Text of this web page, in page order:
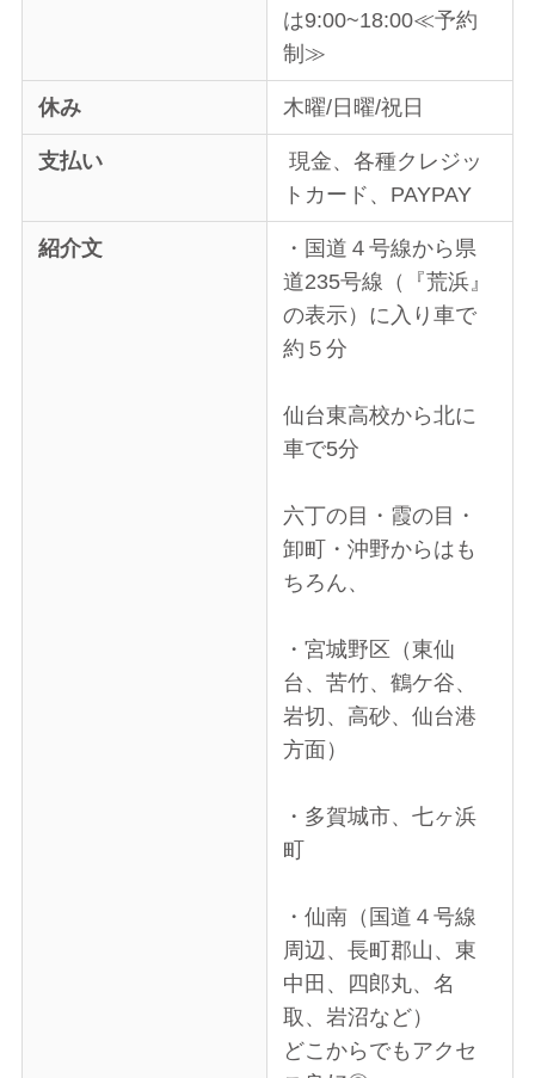
は9:00~18:00≪予約
制≫
休み 木曜/日曜/祝日
支払い
現金、各種クレジッ
トカード、PAYPAY
紹介文
・国道４号線から県
道235号線（『荒浜』
の表示）に入り車で
約５分
仙台東高校から北に
車で5分
六丁の目・霞の目・
卸町・沖野からはも
ちろん、
・宮城野区（東仙
台、苦竹、鶴ケ谷、
岩切、高砂、仙台港
方面）
・多賀城市、七ヶ浜
町
・仙南（国道４号線
周辺、長町郡山、東
中田、四郎丸、名
取、岩沼など）
どこからでもアクセ